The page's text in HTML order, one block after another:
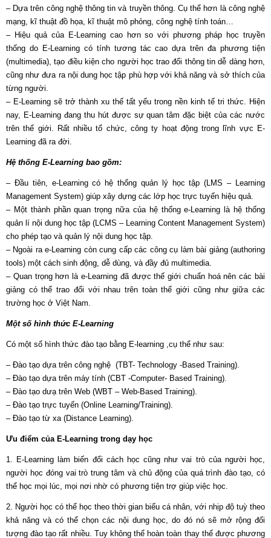
– Dựa trên công nghệ thông tin và truyền thông. Cụ thể hơn là công nghệ
mạng, kĩ thuật đồ họa, kĩ thuật mô phỏng, công nghệ tính toán…
– Hiệu quả của E-Learning cao hơn so với phương pháp học truyền
thống do E-Learning có tính tương tác cao dựa trên đa phương tiện
(multimedia), tạo điều kiện cho người học trao đổi thông tin dễ dàng hơn,
cũng như đưa ra nội dung học tập phù hợp với khả năng và sở thích của
từng người.
– E-Learning sẽ trở thành xu thế tất yếu trong nền kinh tế tri thức. Hiện
nay, E-Learning đang thu hút được sự quan tâm đặc biệt của các nước
trên thế giới. Rất nhiều tổ chức, công ty hoạt động trong lĩnh vực E-
Learning đã ra đời.
Hệ thống E-Learning bao gồm:
– Đầu tiên, e-Learning có hệ thống quản lý học tập (LMS – Learning
Management System) giúp xây dựng các lớp học trực tuyến hiệu quả.
– Một thành phần quan trọng nữa của hệ thống e-Learning là hệ thống
quản lí nội dung học tập (LCMS – Learning Content Management System)
cho phép tạo và quản lý nội dung học tập.
– Ngoài ra e-Learning còn cung cấp các công cụ làm bài giảng (authoring
tools) một cách sinh động, dễ dùng, và đầy đủ multimedia.
– Quan trọng hơn là e-Learning đã được thế giới chuẩn hoá nên các bài
giảng có thể trao đổi với nhau trên toàn thế giới cũng như giữa các
trường học ở Việt Nam.
Một số hình thức E-Learning
Có một số hình thức đào tạo bằng E-learning ,cụ thể như sau:
– Đào tạo dựa trên công nghệ (TBT- Technology -Based Training).
– Đào tạo dựa trên máy tính (CBT -Computer- Based Training).
– Đào tạo dưạ trên Web (WBT – Web-Based Training).
– Đào tạo trực tuyến (Online Learning/Training).
– Đào tạo từ xa (Distance Learning).
Ưu điểm của E-Learning trong dạy học
1. E-Learning làm biến đổi cách học cũng như vai trò của người học,
người học đóng vai trò trung tâm và chủ động của quá trình đào tạo, có
thể học mọi lúc, mọi nơi nhờ có phương tiện trợ giúp việc học.
2. Người học có thể học theo thời gian biểu cá nhân, với nhịp độ tuỳ theo
khả năng và có thể chọn các nội dung học, do đó nó sẽ mở rộng đối
tượng đào tạo rất nhiều. Tuy không thể hoàn toàn thay thế được phương